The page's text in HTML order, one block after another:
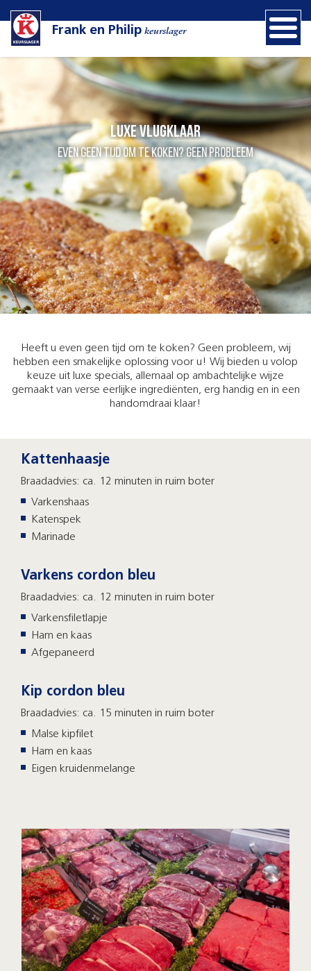
Frank en Philipkeurslager
Luxe vlugklaar
Even geen tijd om te koken? Geen probleem
Heeft u even geen tijd om te koken? Geen probleem, wij
hebben een smakelijke oplossing voor u! Wij bieden u volop
keuze uit luxe specials, allemaal op ambachtelijke wijze
gemaakt van verse eerlijke ingrediënten, erg handig en in een
handomdraai klaar!
Kattenhaasje
Braadadvies: ca. 12 minuten in ruim boter
Varkenshaas
Katenspek
Marinade
Varkens cordon bleu
Braadadvies: ca. 12 minuten in ruim boter
Varkensfiletlapje
Ham en kaas
Afgepaneerd
Kip cordon bleu
Braadadvies: ca. 15 minuten in ruim boter
Malse kipfilet
Ham en kaas
Eigen kruidenmelange